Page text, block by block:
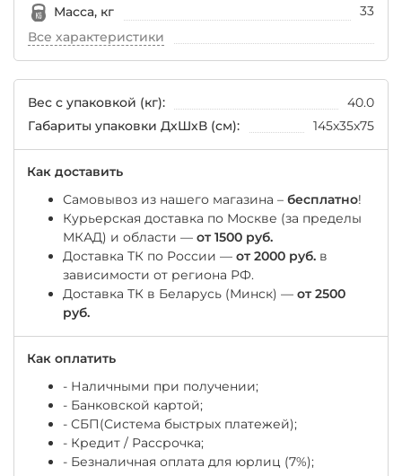
Масса, кг
33
Все характеристики
Вес с упаковкой (кг):
40.0
Габариты упаковки ДхШхВ (см):
145x35x75
Как доставить
Самовывоз из нашего магазина – бесплатно!
Курьерская доставка по Москве (за пределы
МКАД) и области — от 1500 руб.
Доставка ТК по России — от 2000 руб. в
зависимости от региона РФ.
Доставка ТК в Беларусь (Минск) — от 2500
руб.
Как оплатить
- Наличными при получении;
- Банковской картой;
- СБП(Система быстрых платежей);
- Кредит / Рассрочка;
- Безналичная оплата для юрлиц (7%);